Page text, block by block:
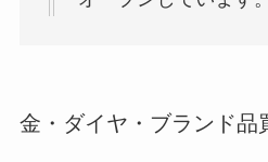
金・ダイヤ・ブランド品